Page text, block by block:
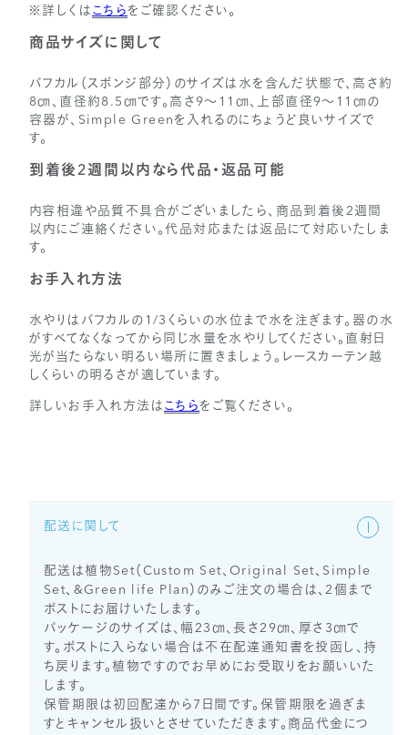
※詳しくは こちら をご確認ください。
商品サイズに関して
パフカル（スポンジ部分）のサイズは水を含んだ状態で、高さ約
8㎝、直径約8.5㎝です。高さ9～11㎝、上部直径9～11㎝の
容器が、Simple Greenを入れるのにちょうど良いサイズで
す。
到着後2週間以内なら代品・返品可能
内容相違や品質不具合がございましたら、商品到着後2週間
以内にご連絡ください。代品対応または返品にて対応いたしま
す。
お手入れ方法
水やりはパフカルの1/3くらいの水位まで水を注ぎます。器の水
がすべてなくなってから同じ水量を水やりしてください。直射日
光が当たらない明るい場所に置きましょう。レースカーテン越
しくらいの明るさが適しています。
詳しいお手入れ方法は こちら をご覧ください。
配送に関して
配送は植物Set（Custom Set、Original Set、Simple
Set、&Green life Plan）のみご注文の場合は、2個まで
ポストにお届けいたします。
パッケージのサイズは、幅23㎝、長さ29㎝、厚さ3㎝で
す。ポストに入らない場合は不在配達通知書を投函し、持
ち戻ります。植物ですのでお早めにお受取りをお願いいた
します。
保管期限は初回配達から7日間です。保管期限を過ぎま
すとキャンセル扱いとさせていただきます。商品代金につ